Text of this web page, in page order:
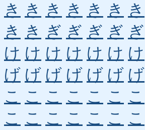
き き き き き き き
き き ぎ ぎ ぎ ぎ ぎ
け け け け け け け
げ げ げ げ げ げ げ
こ こ こ こ こ こ こ
こ こ こ こ こ こ こ